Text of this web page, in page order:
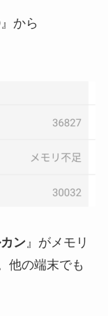
』から
ン』がメモリ
他の端末でも